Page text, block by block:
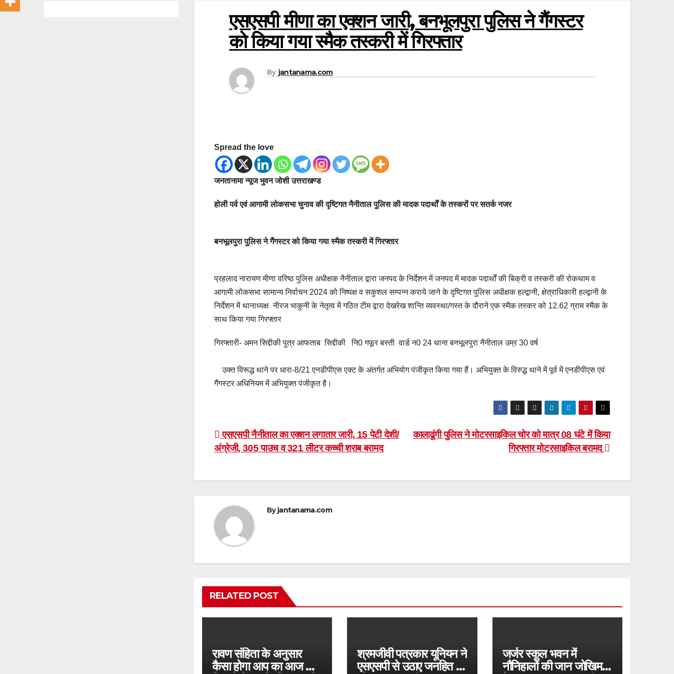
एसएसपी मीणा का एक्शन जारी, बनभूलपुरा पुलिस ने गैंगस्टर
को किया गया स्मैक तस्करी में गिरफ्तार
By jantanama.com
Spread the love
जनतानामा न्यूज भुवन जोशी उत्तराखण्ड
होली पर्व एवं आगामी लोकसभा चुनाव की दृष्टिगत नैनीताल पुलिस की मादक पदार्थों के तस्करों पर सतर्क नजर
बनभूलपुरा पुलिस ने गैंगस्टर को किया गया स्मैक तस्करी में गिरफ्तार
प्रहलाद नारायण मीणा वरिष्ठ पुलिस अधीक्षक नैनीताल द्वारा जनपद के निर्देशन में जनपद में मादक पदार्थों की बिक्री व तस्करी की रोकथाम व
आगामी लोकसभा सामान्य निर्वाचन 2024 को निष्पक्ष व सकुशल सम्पन्न कराये जाने के दृष्टिगत पुलिस अधीक्षक हल्द्वानी, क्षेत्राधिकारी हल्द्वानी के
निर्देशन में थानाध्यक्ष नीरज भाकुनी के नेतृत्व में गठित टीम द्वारा देखरेख शान्ति व्यवस्था/गस्त के दौराने एक स्मैक तस्कर को 12.62 ग्राम स्मैक के
साथ किया गया गिरफ्तार
गिरफ्तारी- अमन सिद्दीकी पुत्र आफताब सिद्दीकी नि0 गफूर बस्ती वार्ड न0 24 थाना बनभूलपुरा नैनीताल उम्र 30 वर्ष
उक्त विरूद्ध थाने पर धारा-8/21 एनडीपीएस एक्ट के अंतर्गत अभियोग पंजीकृत किया गया हैं। अभियुक्त के विरुद्ध थाने में पूर्व में एनडीपीएस एवं
गैंगस्टर अधिनियम में अभियुक्त पंजीकृत है।
Post
navigation
कालाढूंगी पुलिस ने मोटरसाइकिल चोर को मात्र 08 घंटे में किया
गिरफ्तार मोटरसाइकिल बरामद
एसएसपी नैनीताल का एक्शन लगातार जारी, 15 पेटी देशी/
अंग्रेजी, 305 पाउच व 321 लीटर कच्ची शराब बरामद
Byjantanama.com
RELATED POST
रावण संहिता के अनुसार
कैसा होगा आप का आज का
श्रमजीवी पत्रकार यूनियन ने
एसएसपी से उठाए जनहित के
जर्जर स्कूल भवन में
नौनिहालों की जान जोखिम